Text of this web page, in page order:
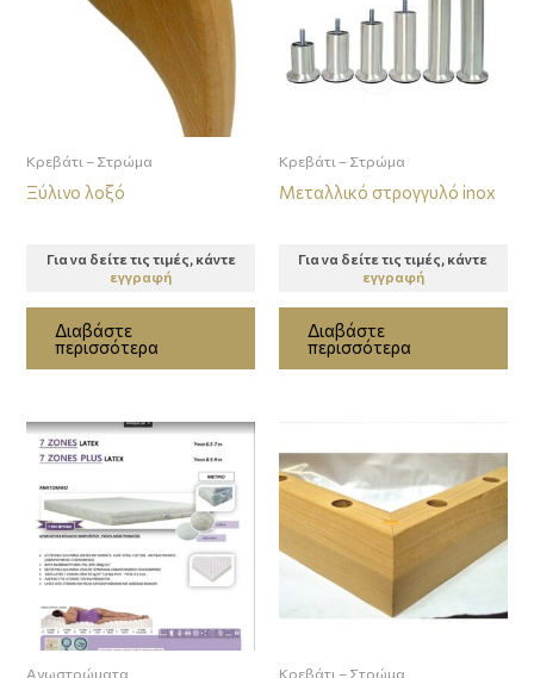
Κρεβάτι – Στρώμα
Ξύλινο λοξό
Για να δείτε τις τιμές, κάντε
εγγραφή
Διαβάστε
περισσότερα
Κρεβάτι – Στρώμα
Μεταλλικό στρογγυλό inox
Για να δείτε τις τιμές, κάντε
εγγραφή
Διαβάστε
περισσότερα
Ανωστρώματα Κρεβάτι – Στρώμα